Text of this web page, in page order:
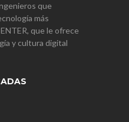
que
más
que le ofrece
y cultura digital